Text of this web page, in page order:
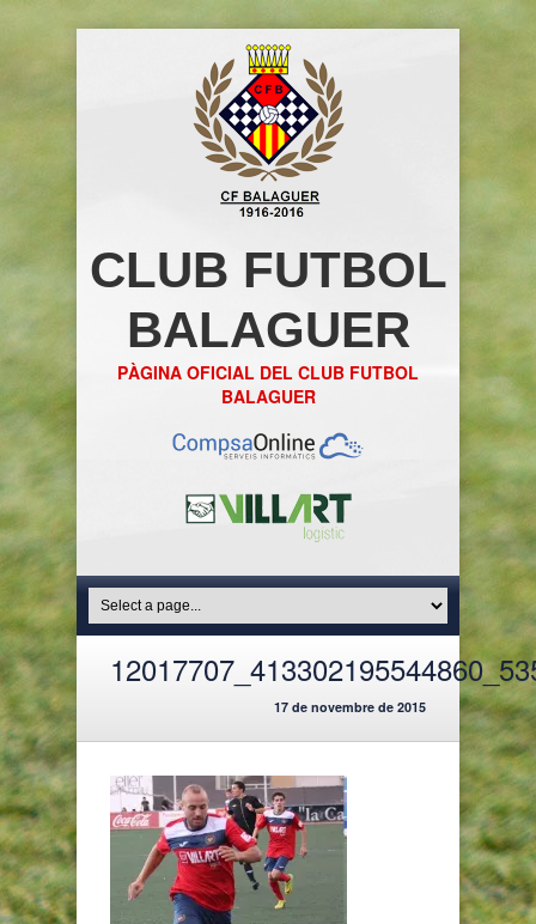
CLUB FUTBOL
BALAGUER
PÀGINA OFICIAL DEL CLUB FUTBOL
BALAGUER
17 de novembre de 2015